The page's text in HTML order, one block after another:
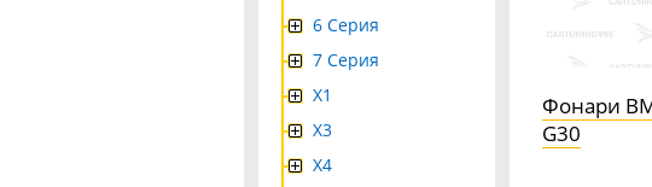
Фонари
G30
6 Серия
7 Серия
X1
X3
X4